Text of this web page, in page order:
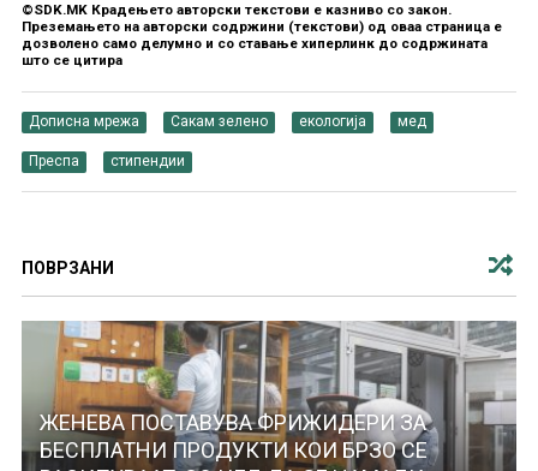
©SDK.MK Крадењето авторски текстови е казниво со закон.
Преземањето на авторски содржини (текстови) од оваа страница е
дозволено само делумно и со ставање хиперлинк до содржината
што се цитира
Дописна мрежа Сакам зелено екологија мед
Преспа стипендии
ПОВРЗАНИ
ЖЕНЕВА ПОСТАВУВА ФРИЖИДЕРИ ЗА
БЕСПЛАТНИ ПРОДУКТИ КОИ БРЗО СЕ